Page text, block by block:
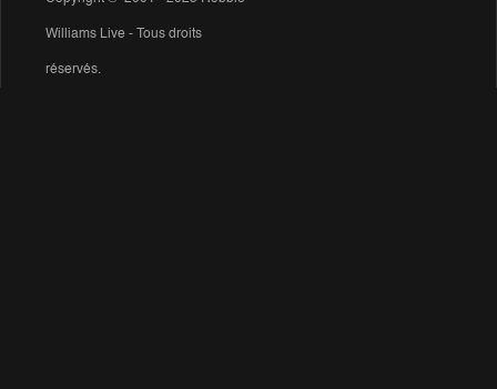
Williams Live - Tous droits
réservés.